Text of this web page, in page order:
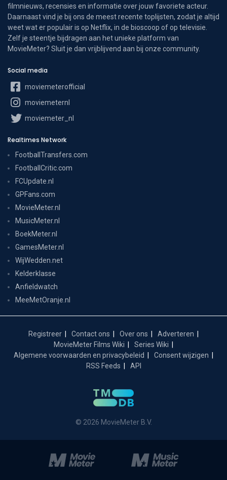
filmnieuws, recensies en informatie over jouw favoriete acteur.
Daarnaast vind je bij ons de meest recente toplijsten, zodat je altijd
weet wat er populair is op Netflix, in de bioscoop of op televisie.
Zelf je steentje bijdragen aan het unieke platform van
MovieMeter? Sluit je dan vrijblijvend aan bij onze community.
Social media
moviemeterofficial
moviemeternl
moviemeter_nl
Realtimes Network
FootballTransfers.com
FootballCritic.com
FCUpdate.nl
GPFans.com
MovieMeter.nl
MusicMeter.nl
BoekMeter.nl
GamesMeter.nl
WijWedden.net
Kelderklasse
Anfieldwatch
MeeMetOranje.nl
Registreer Contact ons Over ons
Adverteren
MovieMeter Films Wiki
Series Wiki
Algemene voorwaarden en privacybeleid
Consent wijzigen
RSS Feeds
API
© 2026 MovieMeter B.V.